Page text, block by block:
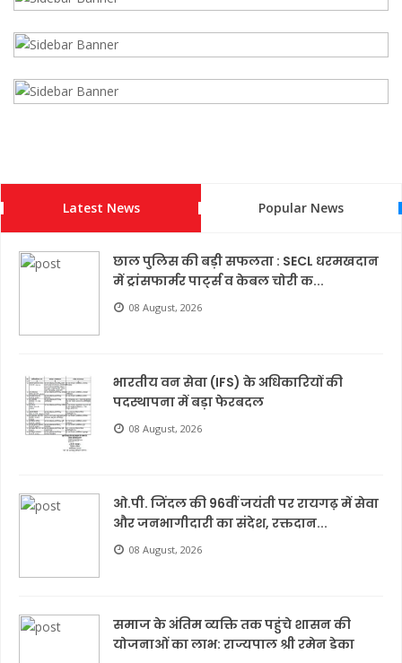
Latest News Popular News
छाल पुलिस की बड़ी सफलता : SECL धरमखदान
में ट्रांसफार्मर पार्ट्स व केबल चोरी क...
08 August, 2026
भारतीय वन सेवा (IFS) के अधिकारियों की
पदस्थापना में बड़ा फेरबदल
08 August, 2026
ओ.पी. जिंदल की 96वीं जयंती पर रायगढ़ में सेवा
और जनभागीदारी का संदेश, रक्तदान...
08 August, 2026
समाज के अंतिम व्यक्ति तक पहुंचे शासन की
योजनाओं का लाभ: राज्यपाल श्री रमेन डेका